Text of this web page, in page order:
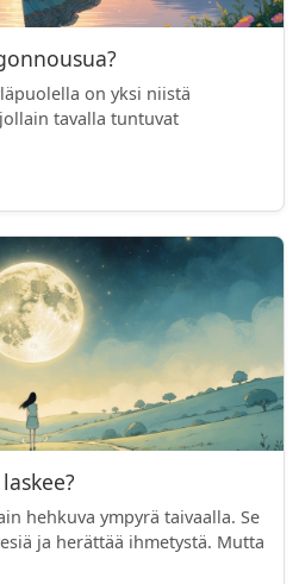
on yksi niistä
tavalla tuntuvat
hehkuva ympyrä taivaalla. Se
ja herättää ihmetystä. Mutta